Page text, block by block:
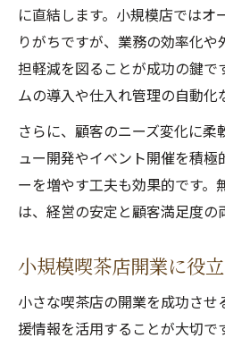
に直結します。小規模店ではオ
りがちですが、業務の効率化
担軽減を図ることが成功の鍵で
ムの導入や仕入れ管理の自動化
さらに、顧客のニーズ変化に柔
ュー開発やイベント開催を積極
ーを増やす工夫も効果的です。
は、経営の安定と顧客満足度の
小規模喫茶店開業に役
小さな喫茶店の開業を成功さ
援情報を活用することが大切で